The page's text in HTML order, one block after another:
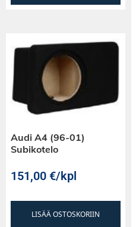
Audi A4 (96-01)
Subikotelo
151,00€/kpl
LISÄÄ OSTOSKORIIN